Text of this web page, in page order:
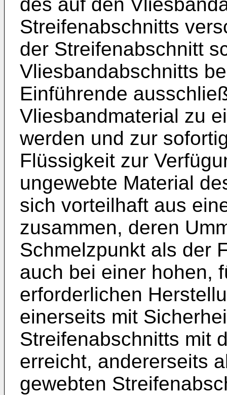
Streifenabschnitts
der Streifenabschnitt
Vliesbandabschnitts
Einführende
Vliesbandmaterial zu
werden und zur
Flüssigkeit zur
ungewebte Material
sich vorteilhaft aus
zusammen, deren
Schmelzpunkt als der
auch bei einer hohen,
erforderlichen
einerseits mit
Streifenabschnitts mit
erreicht, andererseits
gewebten